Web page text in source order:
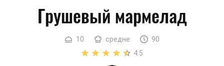
Грушевый мармелад
10 средне
90
4.5